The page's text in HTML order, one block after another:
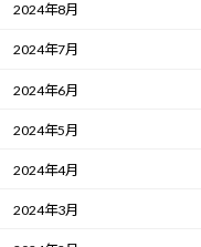
2024年8月
2024年7月
2024年6月
2024年5月
2024年4月
2024年3月